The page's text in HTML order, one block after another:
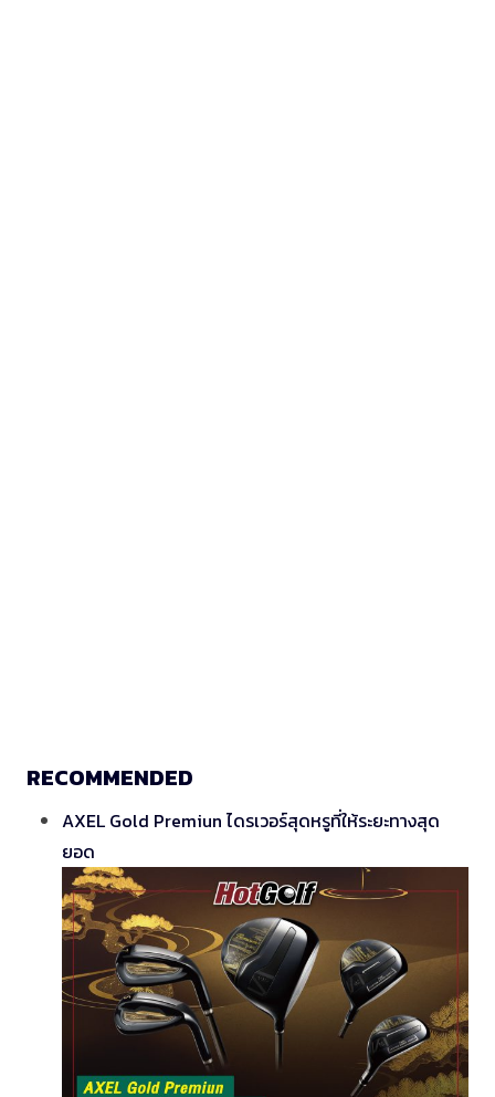
RECOMMENDED
AXEL Gold Premiun ไดรเวอร์สุดหรูที่ให้ระยะทางสุด
ยอด